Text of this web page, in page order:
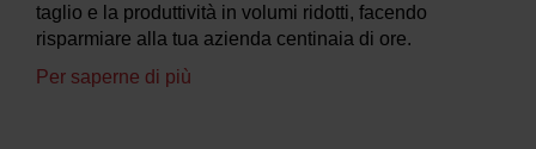
taglio e la produttività in volumi ridotti, facendo
risparmiare alla tua azienda centinaia di ore.
Per saperne di più